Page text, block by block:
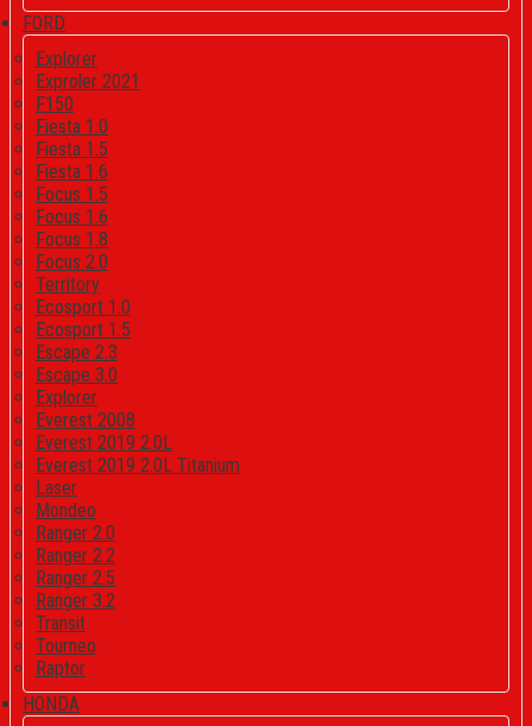
FORD
Explorer
Exproler 2021
F150
Fiesta 1.0
Fiesta 1.5
Fiesta 1.6
Focus 1.5
Focus 1.6
Focus 1.8
Focus 2.0
Territory
Ecosport 1.0
Ecosport 1.5
Escape 2.3
Escape 3.0
Explorer
Everest 2008
Everest 2019 2.0L
Everest 2019 2.0L Titanium
Laser
Mondeo
Ranger 2.0
Ranger 2.2
Ranger 2.5
Ranger 3.2
Transit
Tourneo
Raptor
HONDA